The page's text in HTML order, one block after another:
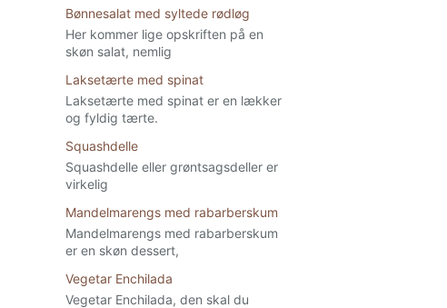
Bønnesalat med syltede rødløg
Her kommer lige opskriften på en
skøn salat, nemlig
Laksetærte med spinat
Laksetærte med spinat er en lækker
og fyldig tærte.
Squashdelle
Squashdelle eller grøntsagsdeller er
virkelig
Mandelmarengs med rabarberskum
Mandelmarengs med rabarberskum
er en skøn dessert,
Vegetar Enchilada
Vegetar Enchilada, den skal du